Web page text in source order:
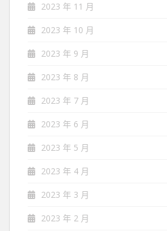
2023 年 11 月
2023 年 10 月
2023 年 9 月
2023 年 8 月
2023 年 7 月
2023 年 6 月
2023 年 5 月
2023 年 4 月
2023 年 3 月
2023 年 2 月